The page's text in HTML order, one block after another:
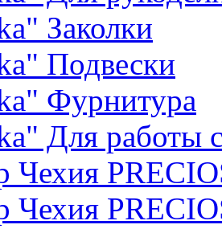
Заколки
Подвески
Фурнитура
Для работы
Чехия
Чехия